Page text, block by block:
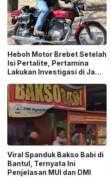
Heboh Motor Brebet Setelah
Isi Pertalite, Pertamina
Lakukan Investigasi di Jawa
Viral Spanduk Bakso Babi di
Bantul, Ternyata Ini
Penjelasan MUI dan DMI